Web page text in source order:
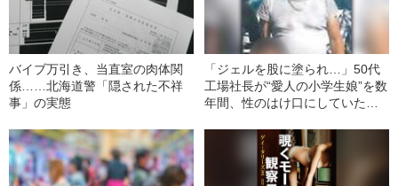
バイブ万引き、当直室の肉体関
係……北海道警「隠された不祥
事」の実態
「ジェルを股に塗られ…」50代
工場社長が“愛人の小学生娘”を数
年間、性のはけ口にしていた卑